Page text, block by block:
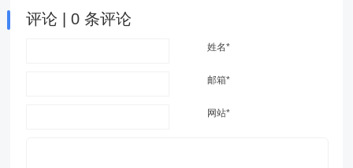
评论 | 0 条评论
姓名*
邮箱*
网站*